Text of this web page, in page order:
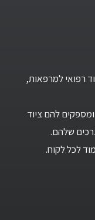
רפואי למרפאות,
להם ציוד
שלהם.
לכל לקוח.